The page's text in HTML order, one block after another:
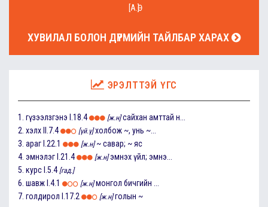
[А.Ө]
ХУВИЛАЛ БОЛОН ДҮРМИЙН ТАЙЛБАР ХАРАХ
ЭРЭЛТТЭЙ ҮГС
1. гүзээлзгэнэ I.18.4 [ж.н] сайхан амттай н...
2. хэлх II.7.4 [үй.ү] холбож ~, унь ~...
3. араг I.22.1 [ж.н] ~ савар; ~ яс
4. эмнэлэг I.21.4 [ж.н] эмнэх үйл; эмнэ...
5. курс I.5.4 [гад.]
6. шавж I.4.1 [ж.н] монгол бичгийн ...
7. голдирол I.17.2 [ж.н] голын ~